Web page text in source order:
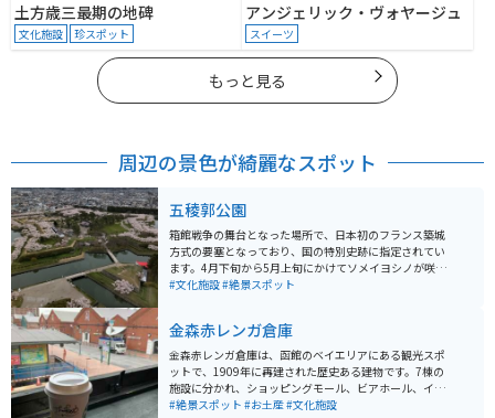
土方歳三最期の地碑
文化施設 珍スポット
アンジェリック・ヴォヤージュ
スイーツ
もっと見る
周辺の景色が綺麗なスポット
五稜郭公園
箱館戦争の舞台となった場所で、日本初のフランス築城
方式の要塞となっており、国の特別史跡に指定されてい
ます。4月下旬から5月上旬にかけてソメイヨシノが咲き
乱れて絶景になります。公園内から見るのももちろん良
できます。
#文化施設#絶景スポット
金森赤レンガ倉庫
金森赤レンガ倉庫は、函館のベイエリアにある観光スポ
ットで、1909年に再建された歴史ある建物です。7棟の
施設に分かれ、ショッピングモール、ビアホール、イベ
ントホールなどとして1988年から営業しています。 冬に
#絶景スポット #お土産#文化施設